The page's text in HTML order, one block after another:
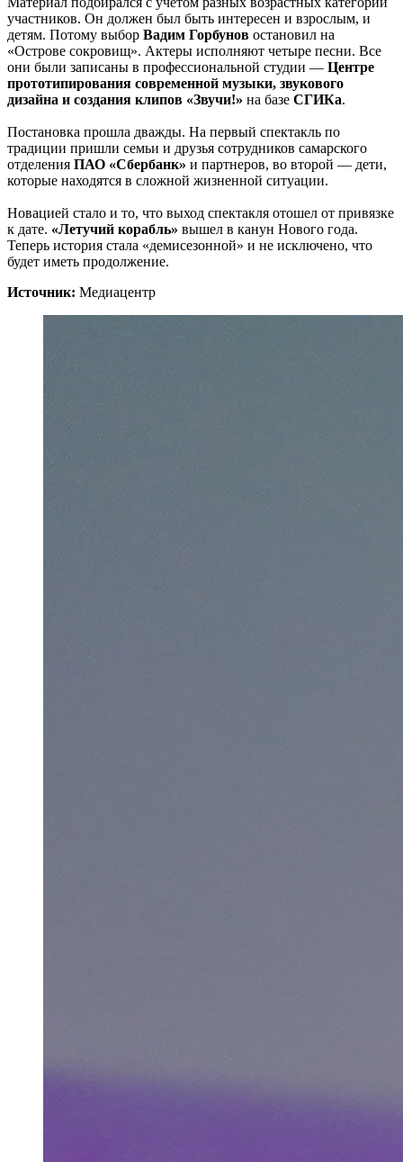
участников. Он должен был быть интересен и взрослым, и
детям. Потому выбор Вадим Горбунов остановил на
«Острове сокровищ». Актеры исполняют четыре песни. Все
они были записаны в профессиональной студии — Центре
прототипирования современной музыки, звукового
дизайна и создания клипов «Звучи!» на базе СГИКа.
Постановка прошла дважды. На первый спектакль по
традиции пришли семьи и друзья сотрудников самарского
отделения ПАО «Сбербанк» и партнеров, во второй — дети,
которые находятся в сложной жизненной ситуации.
Новацией стало и то, что выход спектакля отошел от привязке
к дате. «Летучий корабль» вышел в канун Нового года.
Теперь история стала «демисезонной» и не исключено, что
будет иметь продолжение.
Источник: Медиацентр